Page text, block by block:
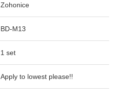
Zohonice
BD-M13
1 set
Apply to lowest please!!